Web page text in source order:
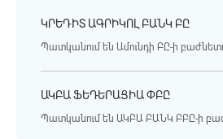
ԿՐԵԴԻՏ ԱԳՐԻԿՈԼ ԲԱՆԿ ԲԸ
Պատկանում են Ամունդի ԲԸ-ի
ԱԿԲԱ ՖԵԴԵՐԱՑԻԱ ՓԲԸ
Պատկանում են ԱԿԲԱ ԲԱՆԿ ԲԲԸ-ի